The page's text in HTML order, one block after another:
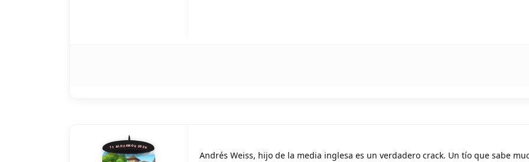
11 ALDEANOS 2026
Andrés Weiss, hijo de la media inglesa es un verdadero crack. Un tío que sabe